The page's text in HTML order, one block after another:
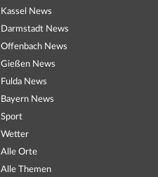
Kassel News
Darmstadt News
Offenbach News
Gießen News
Fulda News
Bayern News
Sport
Wetter
Alle Orte
Alle Themen